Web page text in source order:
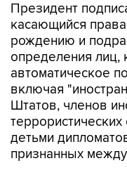
Президент
касающийся
рождению и
определения лиц,
автоматическое
включая
Штатов, членов
детьми
признанных